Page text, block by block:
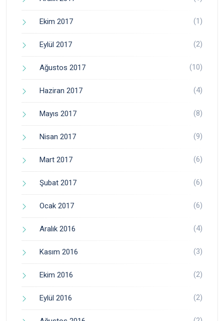
Ekim 2017 (1)
Eylül 2017 (2)
Ağustos 2017 (10)
Haziran 2017 (4)
Mayıs 2017 (8)
Nisan 2017 (9)
Mart 2017 (6)
Şubat 2017 (6)
Ocak 2017 (6)
Aralık 2016 (4)
Kasım 2016 (3)
Ekim 2016 (2)
Eylül 2016 (2)